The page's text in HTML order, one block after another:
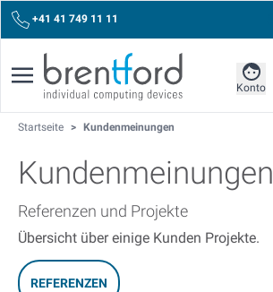
+41 41 749 11 11
Konto
Startseite > Kundenmeinungen
Kundenmeinungen
Referenzen und Projekte
Übersicht über einige Kunden Projekte.
REFERENZEN